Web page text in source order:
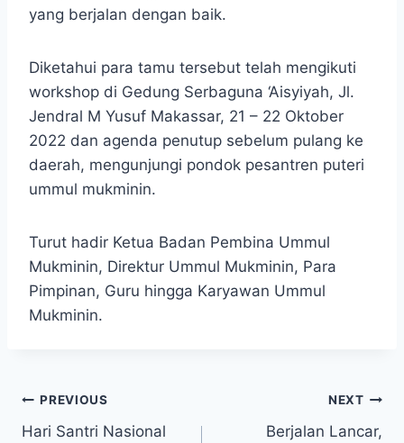
yang berjalan dengan baik.
Diketahui para tamu tersebut telah mengikuti
workshop di Gedung Serbaguna ‘Aisyiyah, Jl.
Jendral M Yusuf Makassar, 21 – 22 Oktober
2022 dan agenda penutup sebelum pulang ke
daerah, mengunjungi pondok pesantren puteri
ummul mukminin.
Turut hadir Ketua Badan Pembina Ummul
Mukminin, Direktur Ummul Mukminin, Para
Pimpinan, Guru hingga Karyawan Ummul
Mukminin.
PREVIOUS
Hari Santri Nasional
NEXT
Berjalan Lancar,